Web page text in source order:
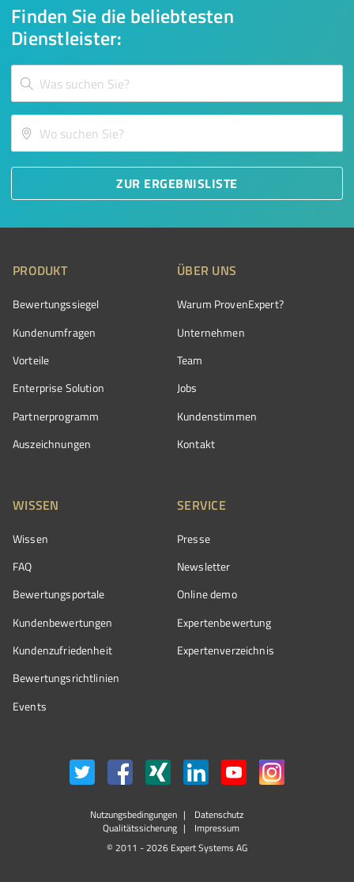
Finden Sie die beliebtesten
Dienstleister:
ZUR ERGEBNISLISTE
PRODUKT
Bewertungssiegel
Kundenumfragen
Vorteile
Enterprise Solution
Partnerprogramm
Auszeichnungen
ÜBER UNS
Warum ProvenExpert?
Unternehmen
Team
Jobs
Kundenstimmen
Kontakt
WISSEN
Wissen
FAQ
Bewertungsportale
Kundenbewertungen
Kundenzufriedenheit
Bewertungs­richtlinien
Events
SERVICE
Presse
Newsletter
Online demo
Expertenbewertung
Expertenverzeichnis
Nutzungsbedingungen
Datenschutz
Qualitätssicherung
Impressum
© 2011 - 2026 Expert Systems AG